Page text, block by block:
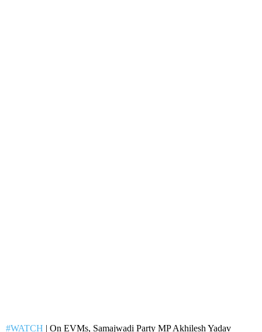
#WATCH | On EVMs, Samajwadi Party MP Akhilesh Yadav